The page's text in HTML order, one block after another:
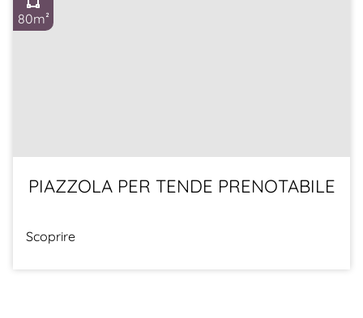
PIAZZOLA PER TENDE PRENOTABILE
80m²
Scoprire